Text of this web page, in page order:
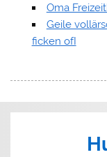
Oma
Geile
ficken ofI